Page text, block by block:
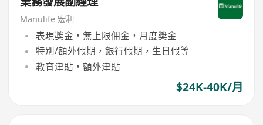
Manulife 宏利
表現獎金，無上限佣金，月度獎金
特別/額外假期，銀行假期，生日假等
教育津貼，額外津貼
$24K-40K/月